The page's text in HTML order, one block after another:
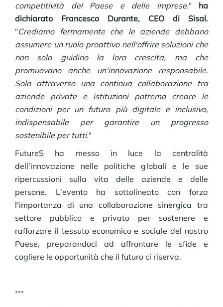
competitività del Paese e delle imprese." ha
dichiarato Francesco Durante, CEO di Sisal.
"Crediamo fermamente che le aziende debbano
assumere un ruolo proattivo nell'offrire soluzioni che
non solo guidino la loro crescita, ma che
promuovano anche un'innovazione responsabile.
Solo attraverso una continua collaborazione tra
aziende private e istituzioni potremo creare le
condizioni per un futuro più digitale e inclusivo,
indispensabile per garantire un progresso
sostenibile per tutti."
FutureS ha messo in luce la centralità
dell'innovazione nelle politiche globali e le sue
ripercussioni sulla vita delle aziende e delle
persone. L'evento ha sottolineato con forza
l'importanza di una collaborazione sinergica tra
settore pubblico e privato per sostenere e
rafforzare il tessuto economico e sociale del nostro
Paese, preparandoci ad affrontare le sfide e
cogliere le opportunità che il futuro ci riserva.
***